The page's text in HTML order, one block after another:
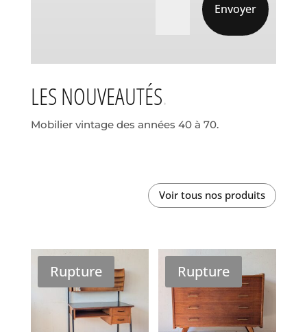
Envoyer
LES NOUVEAUTÉS
Mobilier vintage des années 40 à 70.
Voir tous nos produits
Rupture Rupture